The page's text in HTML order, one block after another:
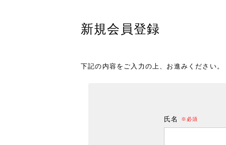
新規会員登録
下記の内容をご入力の上、お進みください。
氏名
(必須)